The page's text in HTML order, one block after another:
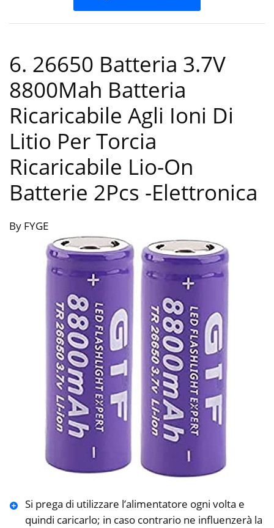
6. 26650 Batteria 3.7V
8800Mah Batteria
Ricaricabile Agli Ioni Di
Litio Per Torcia
Ricaricabile Lio-On
Batterie 2Pcs -Elettronica
By FYGE
Si prega di utilizzare l’alimentatore ogni volta e
quindi caricarlo; in caso contrario ne influenzerà la